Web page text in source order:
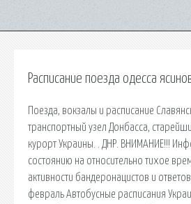
Расписание поезда одесса
Поезда, вокзалы и расписание
транспортный узел Донбасса,
курорт Украины. . ДНР. ВНИМАНИЕ!!!
состоянию на относительно тихое
активности бандеронацистов и
февраль Автобусные расписания